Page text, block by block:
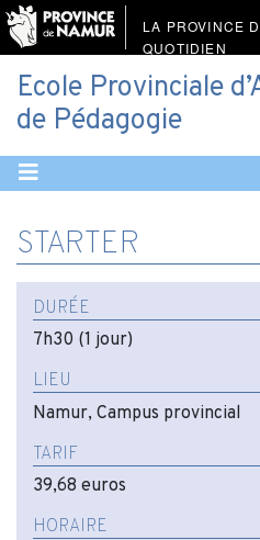
LA PROVINCE
QUOTIDIEN
Ecole Provinciale
de Pédagogie
STARTER
DURÉE
7h30 (1 jour)
LIEU
Namur, Campus provincial
TARIF
39,68 euros
HORAIRE